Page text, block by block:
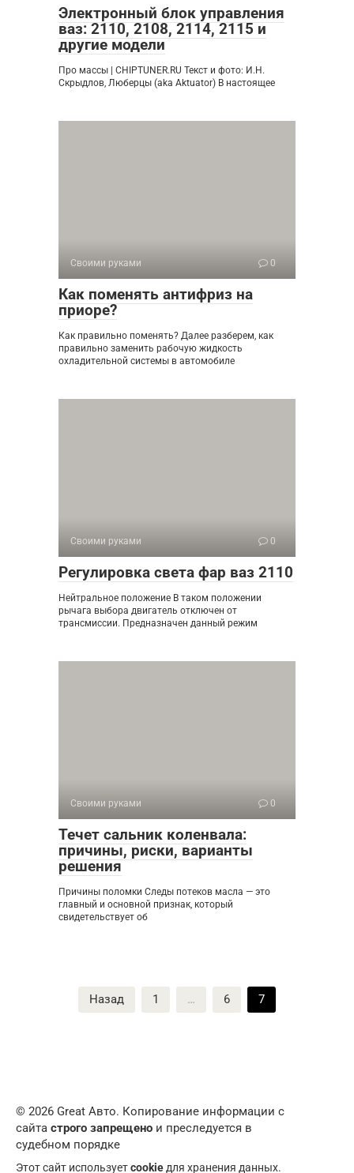
Электронный блок управления
ваз: 2110, 2108, 2114, 2115 и
другие модели
Про массы | CHIPTUNER.RU Текст и фото: И.Н.
Скрыдлов, Люберцы (aka Aktuator) В настоящее
Своими руками 0
Как поменять антифриз на
приоре?
Как правильно поменять? Далее разберем, как
правильно заменить рабочую жидкость
охладительной системы в автомобиле
Своими руками 0
Регулировка света фар ваз 2110
Нейтральное положение В таком положении
рычага выбора двигатель отключен от
трансмиссии. Предназначен данный режим
Своими руками 0
Течет сальник коленвала:
причины, риски, варианты
решения
Причины поломки Следы потеков масла — это
главный и основной признак, который
свидетельствует об
Назад 1 … 6 7
© 2026 Great Авто. Копирование информации с
сайта строго запрещено и преследуется в
судебном порядке
Этот сайт используетcookie для хранения данных.